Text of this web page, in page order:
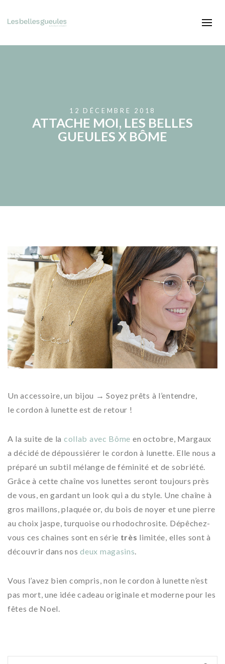
12 DÉCEMBRE 2018
ATTACHE MOI, LES BELLES
GUEULES X BÔME
Un accessoire, un bijou → Soyez prêts à l’entendre,
le cordon à lunette est de retour !
A la suite de la collab avec Bôme en octobre, Margaux
a décidé de dépoussiérer le cordon à lunette. Elle nous a
préparé un subtil mélange de féminité et de sobriété.
Grâce à cette chaîne vos lunettes seront toujours près
de vous, en gardant un look qui a du style. Une chaîne à
gros maillons, plaquée or, du bois de noyer et une pierre
au choix jaspe, turquoise ou rhodochrosite. Dépêchez-
vous ces chaines sont en série très limitée, elles sont à
découvrir dans nosdeux magasins.
Vous l’avez bien compris, non le cordon à lunette n’est
pas mort, une idée cadeau originale et moderne pour les
fêtes de Noel.